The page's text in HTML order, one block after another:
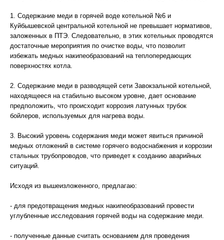
1. Содержание меди в горячей воде котельной №6 и
Куйбышевской центральной котельной не превышает нормативов,
заложенных в ПТЭ. Следовательно, в этих котельных проводятся
достаточные мероприятия по очистке воды, что позволит
избежать медных накипеобразований на теплопередающих
поверхностях котла.
2. Содержание меди в разводящей сети Завокзальной котельной,
находящееся на стабильно высоком уровне, дает основание
предположить, что происходит коррозия латунных трубок
бойлеров, используемых для нагрева воды.
3. Высокий уровень содержания меди может явиться причиной
медных отложений в системе горячего водоснабжения и коррозии
стальных трубопроводов, что приведет к созданию аварийных
ситуаций.
Исходя из вышеизложенного, предлагаю:
- для предотвращения медных накипеобразований провести
углубленные исследования горячей воды на содержание меди.
- полученные данные считать основанием для проведения